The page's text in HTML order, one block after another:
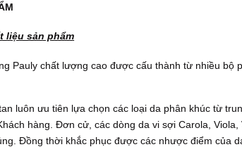
liệu sản phẩm
Pauly chất lượng cao được cấu thành từ nhiều bộ
luôn ưu tiên lựa chọn các loại da phân khúc từ
hàng. Đơn cử, các dòng da vi sợi Carola,
Đồng thời khắc phục được các nhược điểm của